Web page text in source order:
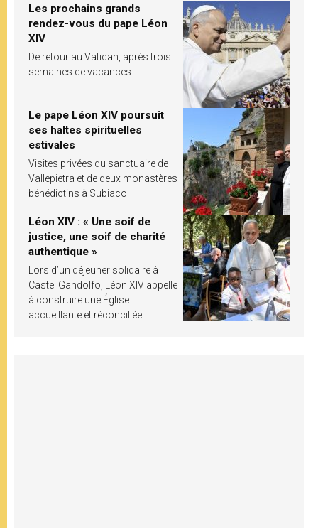
Les prochains grands
rendez-vous du pape Léon
XIV
De retour au Vatican, après trois
semaines de vacances
Le pape Léon XIV poursuit
ses haltes spirituelles
estivales
Visites privées du sanctuaire de
Vallepietra et de deux monastères
bénédictins à Subiaco
Léon XIV : « Une soif de
justice, une soif de charité
authentique »
Lors d’un déjeuner solidaire à
Castel Gandolfo, Léon XIV appelle
à construire une Église
accueillante et réconciliée